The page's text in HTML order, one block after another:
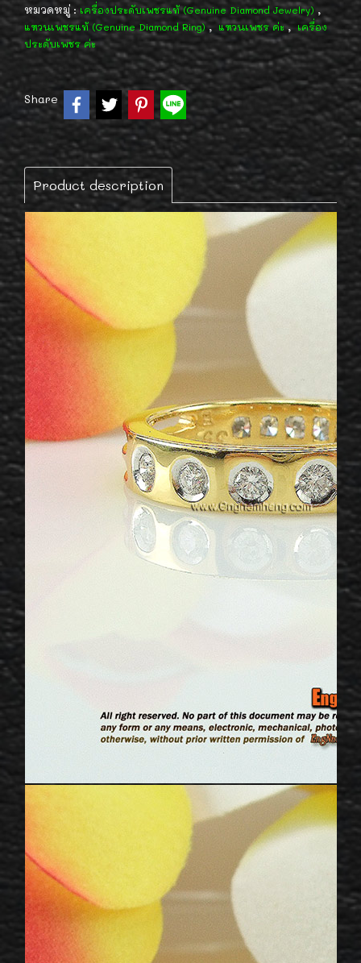
หมวดหมู่ :เครื่องประดับเพชรแท้ (Genuine Diamond Jewelry) ,
แหวนเพชรแท้ (Genuine Diamond Ring) , แหวนเพชร ค่ะ, เครื่อง
ประดับเพชร ค่ะ
Share
Product description